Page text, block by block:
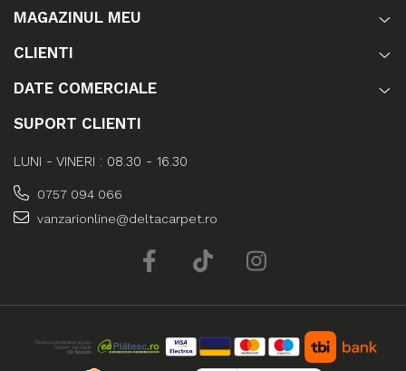
MAGAZINUL MEU
CLIENTI
DATE COMERCIALE
SUPORT CLIENTI
LUNI - VINERI : 08.30 - 16.30
0757 094 066
vanzarionline@deltacarpet.ro